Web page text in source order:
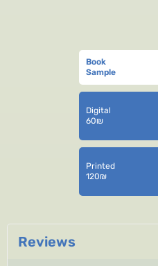
Book
Sample
Digital
60₪
Printed
120₪
Reviews